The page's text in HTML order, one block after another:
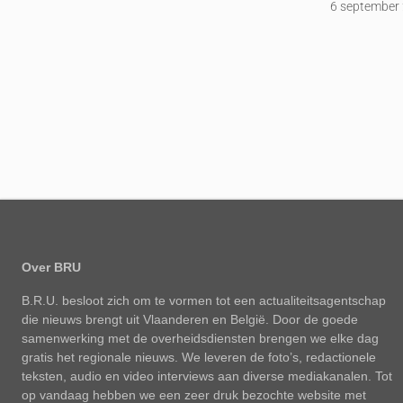
6 september
Over BRU
B.R.U. besloot zich om te vormen tot een actualiteitsagentschap
die nieuws brengt uit Vlaanderen en België. Door de goede
samenwerking met de overheidsdiensten brengen we elke dag
gratis het regionale nieuws. We leveren de foto’s, redactionele
teksten, audio en video interviews aan diverse mediakanalen. Tot
op vandaag hebben we een zeer druk bezochte website met